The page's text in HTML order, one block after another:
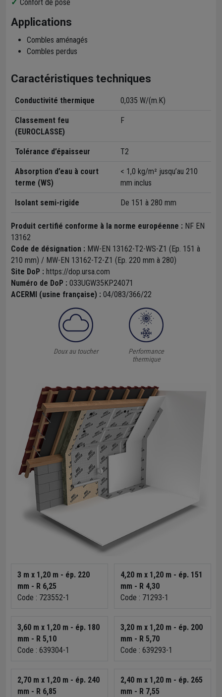
Confort de pose
Applications
Combles aménagés
Combles perdus
Caractéristiques techniques
Conductivité thermique 0,035 W/(m.K)
Classement feu
(EUROCLASSE)
F
Tolérance d’épaisseur T2
Absorption d’eau à court
terme (WS)
< 1,0 kg/m² jusqu’au 210
mm inclus
Isolant semi-rigide De 151 à 280 mm
Produit certifié conforme à la norme européenne : NF EN
13162
Code de désignation : MW-EN 13162-T2-WS-Z1 (Ep. 151 à
210 mm) / MW-EN 13162-T2-Z1 (Ep. 220 mm à 280)
Site DoP : https://dop.ursa.com
Numéro de DoP : 033UGW35KP24071
ACERMI (usine française) : 04/083/366/22
Doux au toucher
Performance
thermique
3 m x 1,20 m - ép. 220
mm - R 6,25
Code : 723552-1
4,20 m x 1,20 m - ép. 151
mm - R 4,30
Code : 71293-1
3,60 m x 1,20 m - ép. 180
mm - R 5,10
Code : 639304-1
3,20 m x 1,20 m - ép. 200
mm - R 5,70
Code : 639293-1
2,70 m x 1,20 m - ép. 240
mm - R 6,85
2,40 m x 1,20 m - ép. 265
mm - R 7,55